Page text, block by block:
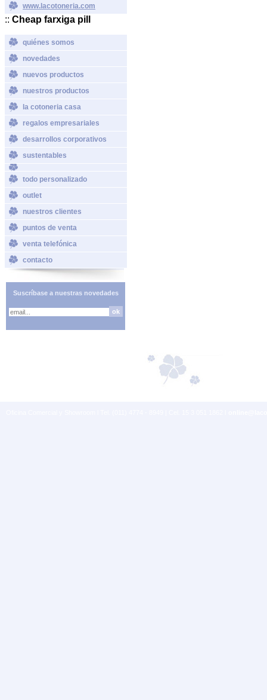
www.lacotoneria.com
:: Cheap farxiga pill
quiénes somos
novedades
nuevos productos
nuestros productos
la cotoneria casa
regalos empresariales
desarrollos corporativos
sustentables
todo personalizado
outlet
nuestros clientes
puntos de venta
venta telefónica
contacto
Suscríbase a nuestras novedades